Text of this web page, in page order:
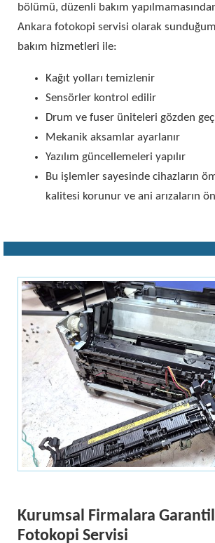
bölümü, düzenli bakım
Ankara fotokopi servisi olarak
bakım hizmetleri ile:
Kağıt yolları temizlenir
Sensörler kontrol edilir
Drum ve fuser üniteleri gözden
Mekanik aksamlar ayarlanır
Yazılım güncellemeleri yapılır
Bu işlemler sayesinde cihazların
kalitesi korunur ve ani arızaların
Kurumsal Firmalara
Fotokopi Servisi